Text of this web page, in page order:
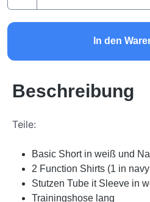
In den
Beschreibung
Teile:
Basic Short in weiß und
2 Function Shirts (1 in
Stutzen Tube it Sleeve in
Trainingshose lang